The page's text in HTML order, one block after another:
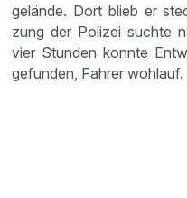
ge­lände. Dort blieb er
zung der Polizei suchte
vier Stunden konnte
gefunden, Fahrer wohlauf.